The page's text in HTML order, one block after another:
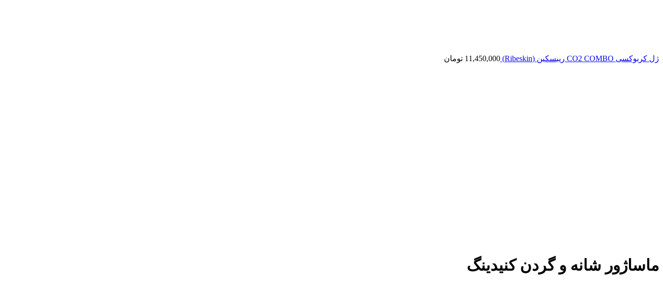
ژل کربوکسی CO2 COMBO ریبسکین (Ribeskin) 11,450,000 تومان
ماساژور شانه و گردن کنیدینگ